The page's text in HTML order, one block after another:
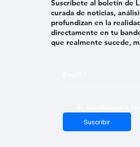
Suscribir
Suscríbete al boletín de
curada de noticias,
profundizan en la
directamente en tu
que realmente sucede,